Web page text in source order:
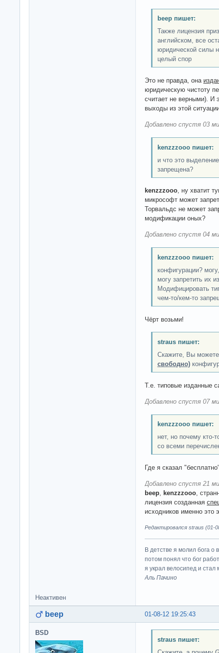
beep пишет:
Также лицензия
английском, все
юридической силы
целый спор
Это не правда, она
юридическую чистоту
считает не верными). И
выходы из этой
Добавлено спустя 03
kenzzzooo пишет:
и что это
запрещена?
kenzzzooo, ну хватит
микрософт может
Торвальдс не может
модификации оных?
Добавлено спустя 04
kenzzzooo пишет:
конфигурации?
могу запретить их
Модифицировать
чем-то/кем-то
Чёрт возьми!
straus пишет:
Скажите, Вы
свободно)
Т.е. типовые изданные
Добавлено спустя 07
kenzzzooo пишет:
нет, но почему кто-
со всеми
Где я сказал
Добавлено спустя 21
beep, kenzzzooo,
лицензия созданная
исходников именно это
Редактировался straus (01-
В детстве я молил бога о
потом понял что бог
я украл велосипед и стал
Аль Пачино
Неактивен
01-08-12 19:25:43
beep
BSD
straus пишет: